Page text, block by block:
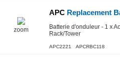
zoom
APC Replacement
Batterie d'onduleur - 1 x
Rack/Tower
APC2221 APCRBC118